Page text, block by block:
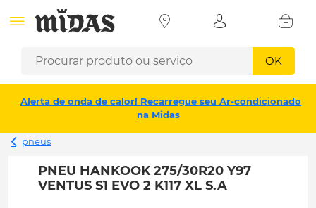
OK
Alerta de onda de calor! Recarregue seu Ar-condicionado
na Midas
pneus
PNEU HANKOOK 275/30R20 Y97
VENTUS S1 EVO 2 K117 XL S.A